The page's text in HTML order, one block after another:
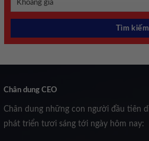
Chân dung CEO
Chân dung những con người đầu tiên
phát triển tươi sáng tới ngày hôm nay: